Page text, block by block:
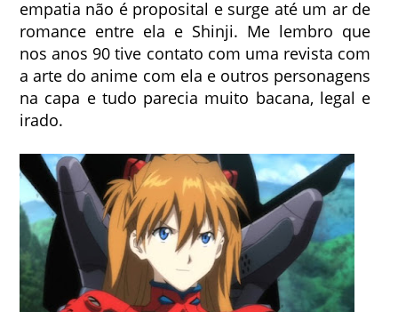
empatia não é proposital e surge até um ar de
romance entre ela e Shinji. Me lembro que
nos anos 90 tive contato com uma revista com
a arte do anime com ela e outros personagens
na capa e tudo parecia muito bacana, legal e
irado.